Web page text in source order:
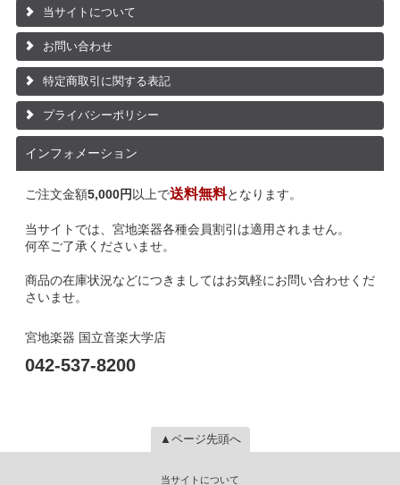
当サイトについて
お問い合わせ
特定商取引に関する表記
プライバシーポリシー
インフォメーション
ご注文金額5,000円 以上で送料無料となります。
当サイトでは、宮地楽器各種会員割引は適用されません。
何卒ご了承くださいませ。
商品の在庫状況などにつきましてはお気軽にお問い合わせくだ
さいませ。
宮地楽器 国立音楽大学店
042-537-8200
▲ページ先頭へ
当サイトについて